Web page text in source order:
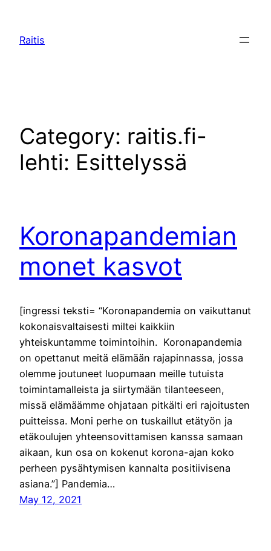
Raitis
Category: raitis.fi-
lehti: Esittelyssä
Koronapandemian
monet kasvot
[ingressi teksti= “Koronapandemia on vaikuttanut
kokonaisvaltaisesti miltei kaikkiin
yhteiskuntamme toimintoihin. Koronapandemia
on opettanut meitä elämään rajapinnassa, jossa
olemme joutuneet luopumaan meille tutuista
toimintamalleista ja siirtymään tilanteeseen,
missä elämäämme ohjataan pitkälti eri rajoitusten
puitteissa. Moni perhe on tuskaillut etätyön ja
etäkoulujen yhteensovittamisen kanssa samaan
aikaan, kun osa on kokenut korona-ajan koko
perheen pysähtymisen kannalta positiivisena
asiana.”] Pandemia…
May 12, 2021